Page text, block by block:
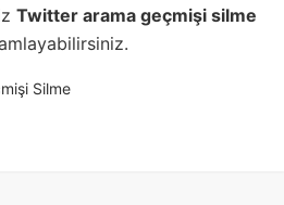
Twitter arama geçmişi silme
Silme